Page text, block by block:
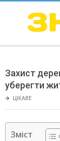
Menu
Захист
уберегти
🡲 ЦІКАВЕ
Зміст